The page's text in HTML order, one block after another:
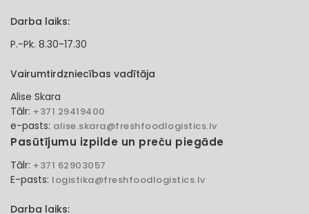
Darba laiks:
P.-Pk. 8.30-17.30
Vairumtirdzniecības vadītāja
Alise Skara
Tālr: +371 29419400
e-pasts: alise.skara@freshfoodlogistics.lv
Pasūtījumu izpilde un preču piegāde
Tālr: +371 62903057
E-pasts: logistika@freshfoodlogistics.lv
Darba laiks: